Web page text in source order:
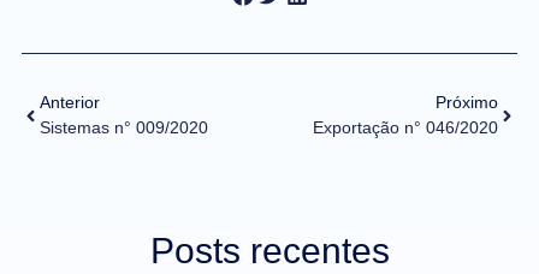
Anterior
Sistemas n° 009/2020
Próximo
Exportação n° 046/2020
Posts recentes